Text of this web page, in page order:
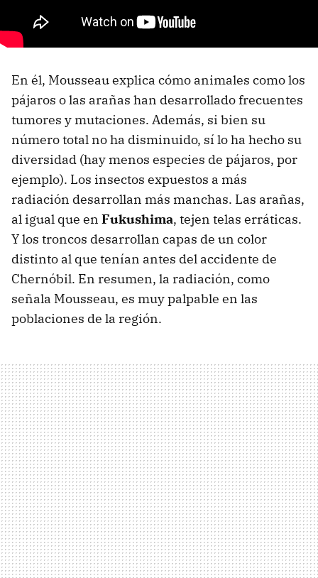
En él, Mousseau explica cómo animales como los
pájaros o las arañas han desarrollado frecuentes
tumores y mutaciones. Además, si bien su
número total no ha disminuido, sí lo ha hecho su
diversidad (hay menos especies de pájaros, por
ejemplo). Los insectos expuestos a más
radiación desarrollan más manchas. Las arañas,
al igual que en Fukushima, tejen telas erráticas.
Y los troncos desarrollan capas de un color
distinto al que tenían antes del accidente de
Chernóbil. En resumen, la radiación, como
señala Mousseau, es muy palpable en las
poblaciones de la región.